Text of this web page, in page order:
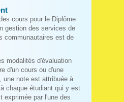
cours pour le Diplôme
gestion des services de
communautaires est de
modalités d'évaluation
d'un cours ou d'une
une note est attribuée à
chaque étudiant qui y est
exprimée par l'une des